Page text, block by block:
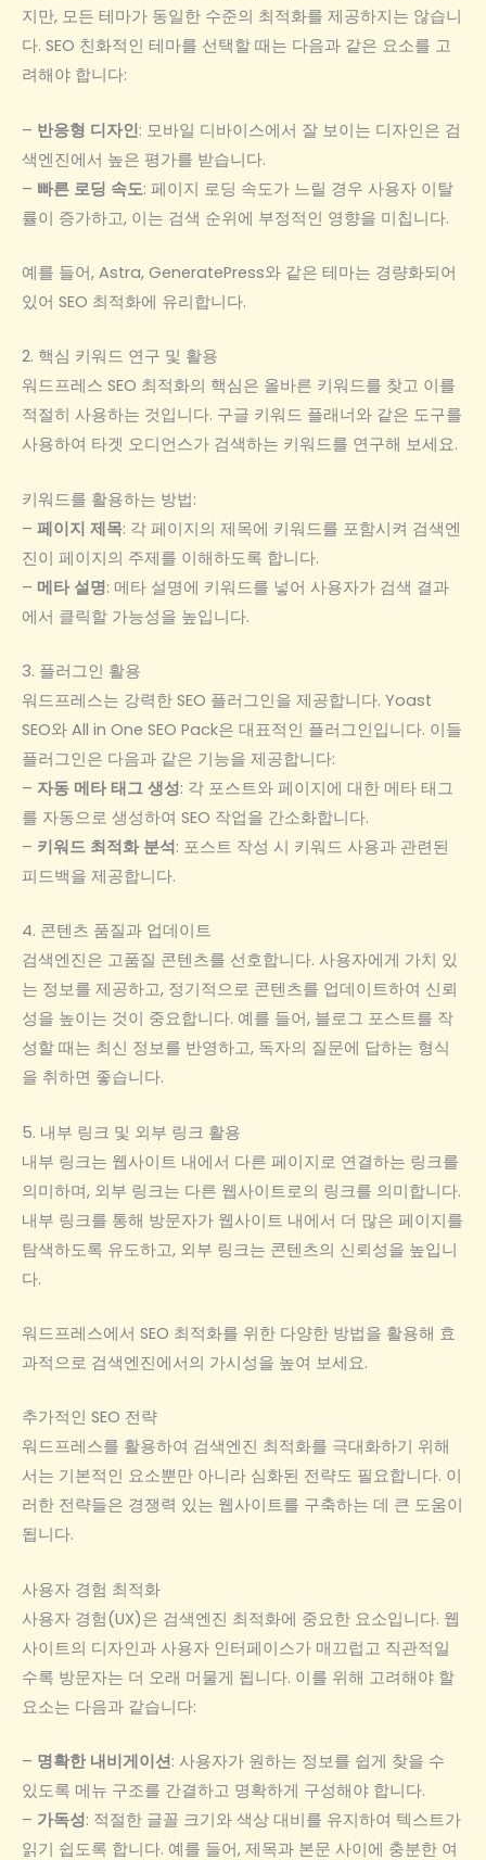
지만, 모든 테마가 동일한 수준의 최적화를 제공하지는 않습니
다. SEO 친화적인 테마를 선택할 때는 다음과 같은 요소를 고
려해야 합니다:
– 반응형 디자인: 모바일 디바이스에서 잘 보이는 디자인은 검
색엔진에서 높은 평가를 받습니다.
– 빠른 로딩 속도: 페이지 로딩 속도가 느릴 경우 사용자 이탈
률이 증가하고, 이는 검색 순위에 부정적인 영향을 미칩니다.
예를 들어, Astra, GeneratePress와 같은 테마는 경량화되어
있어 SEO 최적화에 유리합니다.
2. 핵심 키워드 연구 및 활용
워드프레스 SEO 최적화의 핵심은 올바른 키워드를 찾고 이를
적절히 사용하는 것입니다. 구글 키워드 플래너와 같은 도구를
사용하여 타겟 오디언스가 검색하는 키워드를 연구해 보세요.
키워드를 활용하는 방법:
– 페이지 제목: 각 페이지의 제목에 키워드를 포함시켜 검색엔
진이 페이지의 주제를 이해하도록 합니다.
– 메타 설명: 메타 설명에 키워드를 넣어 사용자가 검색 결과
에서 클릭할 가능성을 높입니다.
3. 플러그인 활용
워드프레스는 강력한 SEO 플러그인을 제공합니다. Yoast
SEO와 All in One SEO Pack은 대표적인 플러그인입니다. 이들
플러그인은 다음과 같은 기능을 제공합니다:
– 자동 메타 태그 생성: 각 포스트와 페이지에 대한 메타 태그
를 자동으로 생성하여 SEO 작업을 간소화합니다.
– 키워드 최적화 분석: 포스트 작성 시 키워드 사용과 관련된
피드백을 제공합니다.
4. 콘텐츠 품질과 업데이트
검색엔진은 고품질 콘텐츠를 선호합니다. 사용자에게 가치 있
는 정보를 제공하고, 정기적으로 콘텐츠를 업데이트하여 신뢰
성을 높이는 것이 중요합니다. 예를 들어, 블로그 포스트를 작
성할 때는 최신 정보를 반영하고, 독자의 질문에 답하는 형식
을 취하면 좋습니다.
5. 내부 링크 및 외부 링크 활용
내부 링크는 웹사이트 내에서 다른 페이지로 연결하는 링크를
의미하며, 외부 링크는 다른 웹사이트로의 링크를 의미합니다.
내부 링크를 통해 방문자가 웹사이트 내에서 더 많은 페이지를
탐색하도록 유도하고, 외부 링크는 콘텐츠의 신뢰성을 높입니
다.
워드프레스에서 SEO 최적화를 위한 다양한 방법을 활용해 효
과적으로 검색엔진에서의 가시성을 높여 보세요.
추가적인 SEO 전략
워드프레스를 활용하여 검색엔진 최적화를 극대화하기 위해
서는 기본적인 요소뿐만 아니라 심화된 전략도 필요합니다. 이
러한 전략들은 경쟁력 있는 웹사이트를 구축하는 데 큰 도움이
됩니다.
사용자 경험 최적화
사용자 경험(UX)은 검색엔진 최적화에 중요한 요소입니다. 웹
사이트의 디자인과 사용자 인터페이스가 매끄럽고 직관적일
수록 방문자는 더 오래 머물게 됩니다. 이를 위해 고려해야 할
요소는 다음과 같습니다:
– 명확한 내비게이션: 사용자가 원하는 정보를 쉽게 찾을 수
있도록 메뉴 구조를 간결하고 명확하게 구성해야 합니다.
– 가독성: 적절한 글꼴 크기와 색상 대비를 유지하여 텍스트가
읽기 쉽도록 합니다. 예를 들어, 제목과 본문 사이에 충분한 여